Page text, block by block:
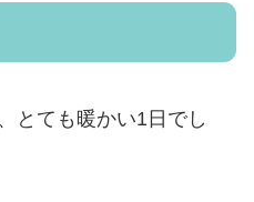
とても暖かい1日でし